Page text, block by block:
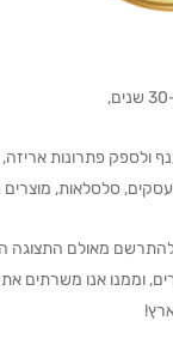
ולספק פתרונות אריזה,
סלסלאות, מוצרים
מאולם התצוגה
על 800 מטרים, וממנו אנו